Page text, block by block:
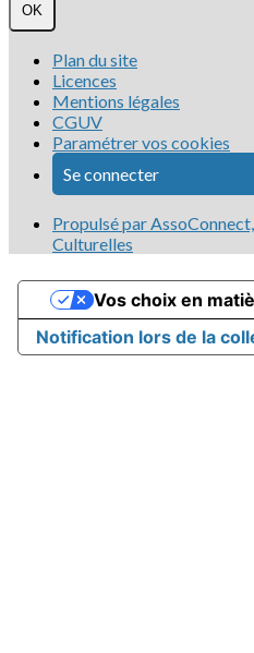
OK
Plan du site
Licences
Mentions légales
CGUV
Paramétrer vos cookies
Se connecter
Propulsé par
Culturelles
Notification lors de la
Vos choix en